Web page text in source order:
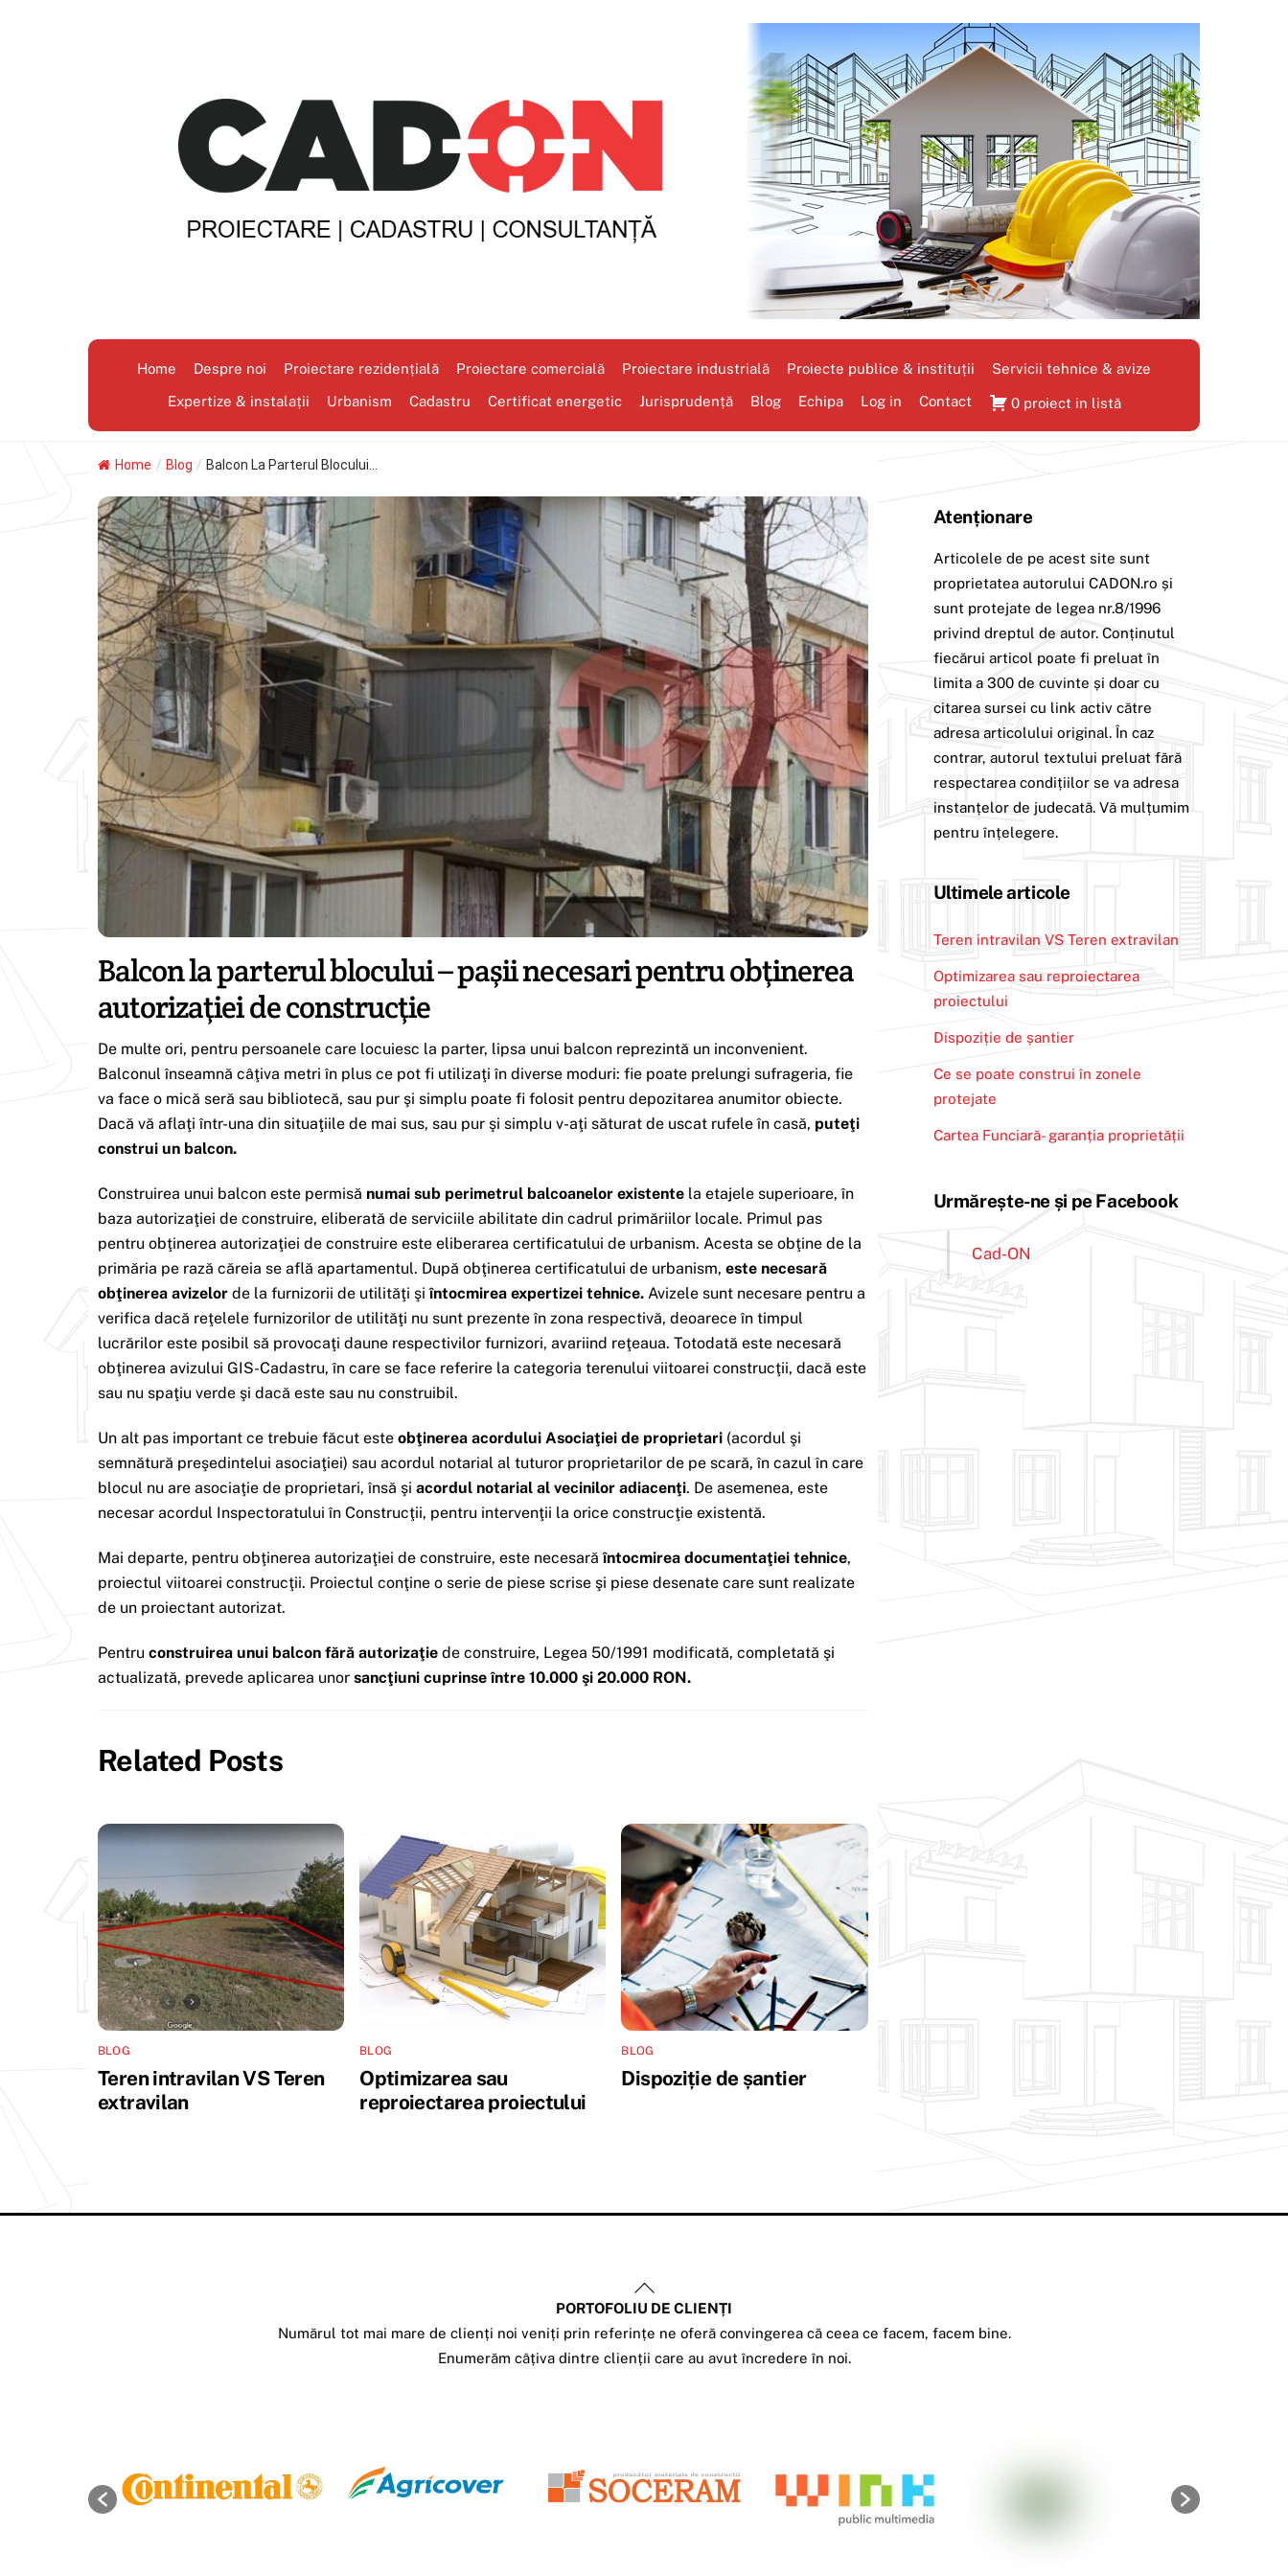
Home Despre noi Proiectare rezidențială Proiectare comercială Proiectare industrială Proiecte publice & instituții
Servicii tehnice & avize
Expertize & instalații
Urbanism Cadastru Certificat energetic Jurisprudență Blog Echipa Log in Contact 0 proiect in listă
Home / Blog / Balcon La Parterul Blocului...
Balcon la parterul blocului – paşii necesari pentru obţinerea
autorizaţiei de construcţie
De multe ori, pentru persoanele care locuiesc la parter, lipsa unui balcon reprezintă un inconvenient.
Balconul înseamnă câţiva metri în plus ce pot fi utilizaţi în diverse moduri: fie poate prelungi sufrageria, fie
va face o mică seră sau bibliotecă, sau pur şi simplu poate fi folosit pentru depozitarea anumitor obiecte.
Dacă vă aflaţi într-una din situaţiile de mai sus, sau pur şi simplu v-aţi săturat de uscat rufele în casă, puteţi
construi un balcon.
Construirea unui balcon este permisă numai sub perimetrul balcoanelor existente la etajele superioare, în
baza autorizaţiei de construire, eliberată de serviciile abilitate din cadrul primăriilor locale. Primul pas
pentru obţinerea autorizaţiei de construire este eliberarea certificatului de urbanism. Acesta se obţine de la
primăria pe rază căreia se află apartamentul. După obţinerea certificatului de urbanism, este necesară
obţinerea avizelor de la furnizorii de utilităţi şiîntocmirea expertizei tehnice. Avizele sunt necesare pentru a
verifica dacă reţelele furnizorilor de utilităţi nu sunt prezente în zona respectivă, deoarece în timpul
lucrărilor este posibil să provocaţi daune respectivilor furnizori, avariind reţeaua. Totodată este necesară
obţinerea avizului GIS-Cadastru, în care se face referire la categoria terenului viitoarei construcţii, dacă este
sau nu spaţiu verde şi dacă este sau nu construibil.
Un alt pas important ce trebuie făcut este obţinerea acordului Asociaţiei de proprietari (acordul şi
semnătură preşedintelui asociaţiei) sau acordul notarial al tuturor proprietarilor de pe scară, în cazul în care
blocul nu are asociaţie de proprietari, însă şi acordul notarial al vecinilor adiacenţi. De asemenea, este
necesar acordul Inspectoratului în Construcţii, pentru intervenţii la orice construcţie existentă.
Mai departe, pentru obţinerea autorizaţiei de construire, este necesarăîntocmirea documentaţiei tehnice,
proiectul viitoarei construcţii. Proiectul conţine o serie de piese scrise şi piese desenate care sunt realizate
de un proiectant autorizat.
Pentru construirea unui balcon fără autorizaţie de construire, Legea 50/1991 modificată, completată şi
actualizată, prevede aplicarea unor sancţiuni cuprinse între 10.000 şi 20.000 RON.
Related Posts
BLOG
Teren intravilan VS Teren
extravilan
BLOG
Optimizarea sau
reproiectarea proiectului
BLOG
Dispoziție de șantier
Atenționare
Articolele de pe acest site sunt
proprietatea autorului CADON.ro și
sunt protejate de legea nr.8/1996
privind dreptul de autor. Conținutul
fiecărui articol poate fi preluat în
limita a 300 de cuvinte și doar cu
citarea sursei cu link activ către
adresa articolului original. În caz
contrar, autorul textului preluat fără
respectarea condițiilor se va adresa
instanțelor de judecată. Vă mulțumim
pentru înțelegere.
Ultimele articole
Teren intravilan VS Teren extravilan
Optimizarea sau reproiectarea
proiectului
Dispoziție de șantier
Ce se poate construi în zonele
protejate
Cartea Funciară- garanția proprietății
Urmărește-ne și pe Facebook
Cad-ON
Back
To
Top
PORTOFOLIU DE CLIENȚI
Numărul tot mai mare de clienți noi veniți prin referințe ne oferă convingerea că ceea ce facem, facem bine.
Enumerăm câțiva dintre clienții care au avut încredere în noi.